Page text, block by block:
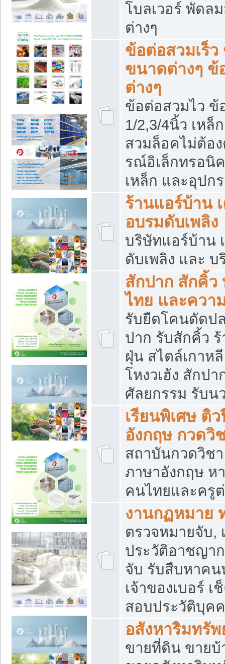
โบลเวอร์ พัดล
ต่างๆ
ข้อต่อสวมเร็
ขนาดต่างๆ ข้
ต่างๆ
ข้อต่อสวมไว ข้
1/2,3/4นิ้ว เหล็
สวมล็อคไม่ต้อ
รณ์อิเล็กทรอนิ
เหล็ก และอุปก
ร้านแอร์บ้าน
อบรมดับเพลิง
บริษัทแอร์บ้าน
ดับเพลิง และ
สักปาก สักคิ้
ไทย และควา
รับยืดโคนดัดป
ปาก รับสักคิ้ว
ฝุ่น สไตล์เกาห
โหงวเฮ้ง สักป
ศัลยกรรม รับน
เรียนพิเศษ ติ
อังกฤษ กวดวิ
สถาบันกวดวิช
ภาษาอังกฤษ ห
คนไทยและครู
งานกฏหมาย
ตรวจหมายจับ,
ประวัติอาชญา
จับ รับสืบหาคน
เจ้าของเบอร์
สอบประวัติบุค
อสังหาริมทรัพ
ขายที่ดิน ขายบ้